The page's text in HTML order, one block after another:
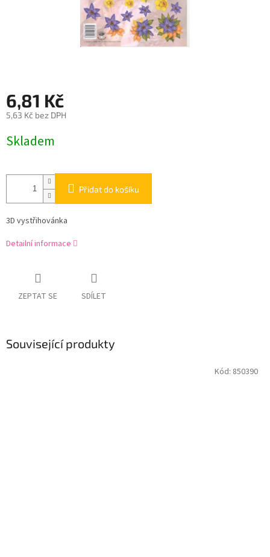
6,81 Kč
5,63 Kč bez DPH
cena:
Skladem
Přidat do košíku
3D vystřihovánka
Detailní informace
ZEPTAT SE SDÍLET
Související produkty
Kód: 850390